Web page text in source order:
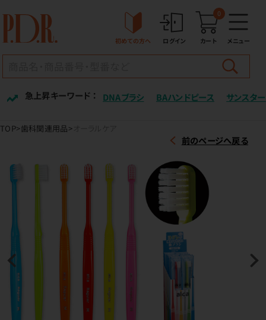
初めての方へ ログイン カート
0
メニュー
急上昇キーワード ： DNAブラシ BAハンドピース サンスター
TOP 歯科関連用品
前のページへ戻る